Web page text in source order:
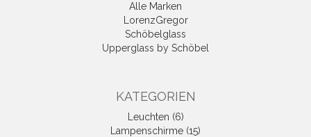
Alle Marken
LorenzGregor
Schöbelglass
Upperglass by Schöbel
KATEGORIEN
Leuchten (6)
Lampenschirme (15)